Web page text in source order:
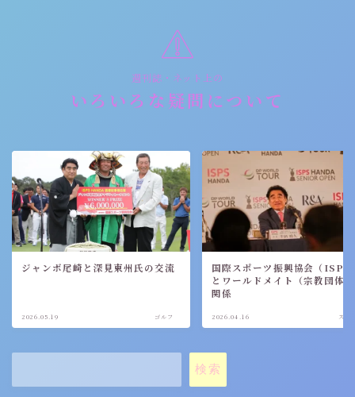
週刊誌・ネット上の
いろいろな疑問について
ジャンボ尾崎と深見東州氏の交流
2026.05.19 ゴルフ
国際スポーツ振興協会（ISPS
とワールドメイト（宗教団体
関係
2026.04.16 スポ
検索